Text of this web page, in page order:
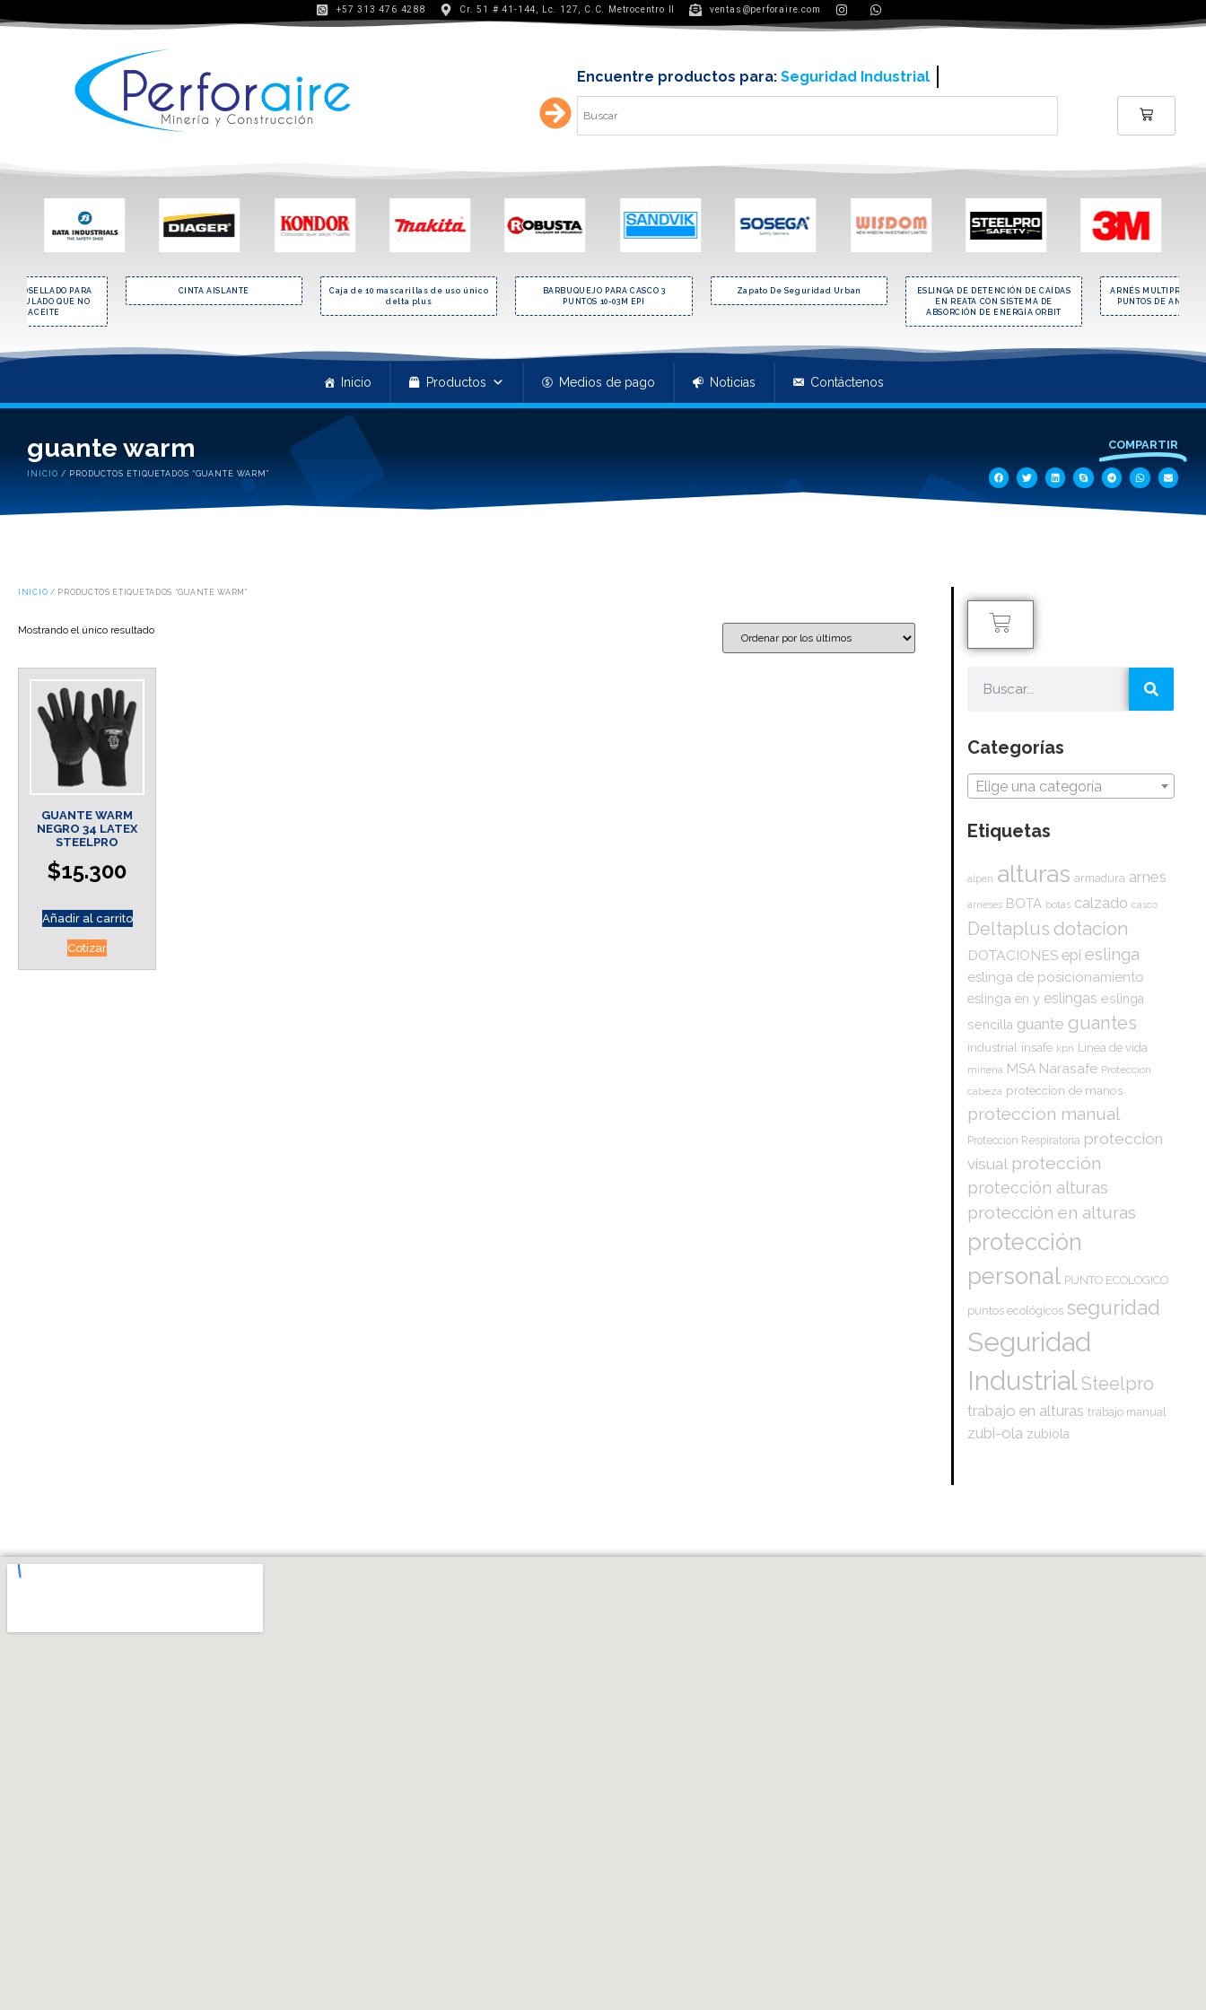
+57 313 476 4288 Cr. 51 # 41-144, Lc. 127, C.C. Metrocentro II ventas@perforaire.com
Encuentre productos para: Minería y contrucción
PARA
QUE NO
ACEITE
CINTA AISLANTE
Caja de 10 mascarillas de uso único
delta plus
BARBUQUEJO PARA CASCO 3
PUNTOS 10-03M EPI
Zapato De Seguridad Urban
ESLINGA DE DETENCIÓN DE CAÍDAS
EN REATA CON SISTEMA DE
ABSORCIÓN DE ENERGÍA ORBIT
ARNÉS
PUNTOS DE
Inicio Productos Medios de pago Noticias Contáctenos
guante warm
INICIO / PRODUCTOS ETIQUETADOS “GUANTE WARM”
COMPARTIR
INICIO / PRODUCTOS ETIQUETADOS “GUANTE WARM”
Mostrando el único resultado
GUANTE WARM
NEGRO 34 LATEX
STEELPRO
$15.300
Añadir al carrito
Cotizar
Categorías
Elige una categoría
Etiquetas
alpen alturas armadura arnes
arneses BOTA botas calzado casco
Deltaplus dotacion
DOTACIONES epi eslinga
eslinga de posicionamiento
eslinga en y eslingas eslinga
sencilla guante guantes
industrial insafe kpn Linea de vida
mineria MSA Narasafe Proteccion
cabeza proteccion de manos
proteccion manual
Proteccion Respiratoria proteccion
visual protección
protección alturas
protección en alturas
protección
personal PUNTO ECOLOGICO
puntos ecológicos seguridad
Seguridad
IndustrialSteelpro
trabajo en alturas trabajo manual
zubi-ola zubiola